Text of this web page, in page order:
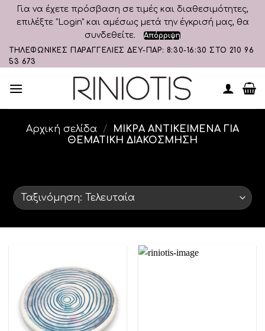
Για να έχετε πρόσβαση σε τιμές και διαθεσιμότητες,
επιλέξτε "Login" και αμέσως μετά την έγκρισή μας, θα
συνδεθείτε.
Απόρριψη
Skip
to
ΤΗΛΕΦΩΝΙΚΕΣ ΠΑΡΑΓΓΕΛΙΕΣ ΔΕΥ-ΠΑΡ: 8:30-16:30 ΣΤΟ 210 96
53 673
Αρχική σελίδα /
ΜΙΚΡΑ ΑΝΤΙΚΕΙΜΕΝΑ ΓΙΑ
ΘΕΜΑΤΙΚΗ ΔΙΑΚΟΣΜΗΣΗ